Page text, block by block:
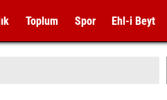
Toplum Spor Ehl-i Beyt